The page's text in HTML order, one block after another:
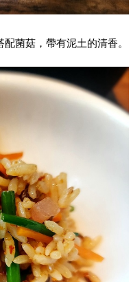
菌菇，帶有泥土的清香。